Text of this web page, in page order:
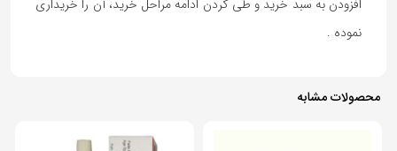
افزودن به سبد خرید و طی کردن ادامه مراحل خرید، آن را خریداری
نموده .
محصولات مشابه